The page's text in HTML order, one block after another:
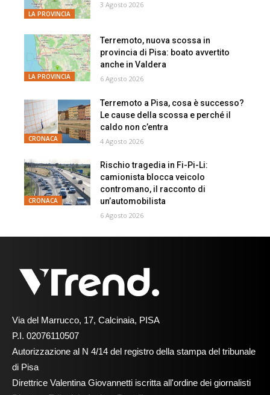
LA PROVINCIA
3 Agosto 2026
LA PROVINCIA
Terremoto, nuova scossa in
provincia di Pisa: boato avvertito
anche in Valdera
6 Agosto 2026
CRONACA
Terremoto a Pisa, cosa è successo?
Le cause della scossa e perché il
caldo non c’entra
4 Agosto 2026
CRONACA
Rischio tragedia in Fi-Pi-Li:
camionista blocca veicolo
contromano, il racconto di
un’automobilista
6 Agosto 2026
Via del Marrucco, 17, Calcinaia, PISA
P.I. 02076110507
Autorizzazione al N 4/14 del registro della stampa del tribunale
di Pisa
Direttrice Valentina Giovannetti iscritta all'ordine dei giornalisti